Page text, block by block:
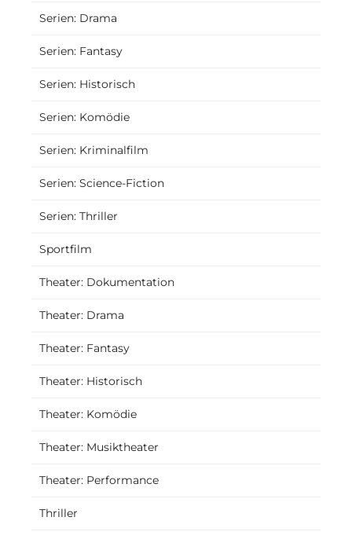
Serien: Drama
Serien: Fantasy
Serien: Historisch
Serien: Komödie
Serien: Kriminalfilm
Serien: Science-Fiction
Serien: Thriller
Sportfilm
Theater: Dokumentation
Theater: Drama
Theater: Fantasy
Theater: Historisch
Theater: Komödie
Theater: Musiktheater
Theater: Performance
Thriller